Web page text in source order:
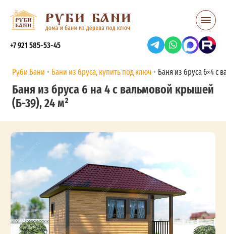
+7 921 585-53-45
Руби Бани Бани из бруса, купить под ключ Баня из бруса 6×4 с
Баня из бруса 6 на 4 с вальмовой крышей
(Б-39), 24 м²